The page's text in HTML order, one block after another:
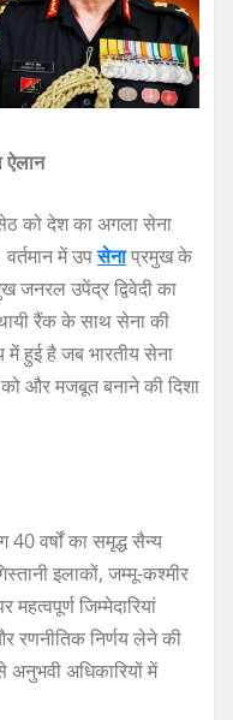
ऐलान
को देश का अगला सेना
में उपसेनाप्रमुख के
जनरल उपेंद्र द्विवेदी का
रैंक के साथ सेना की
हुई है जब भारतीय सेना
और मजबूत बनाने की दिशा
वर्षों का समृद्ध सैन्य
इलाकों, जम्मू-कश्मीर
जिम्मेदारियां
रणनीतिक निर्णय लेने की
अनुभवी अधिकारियों में